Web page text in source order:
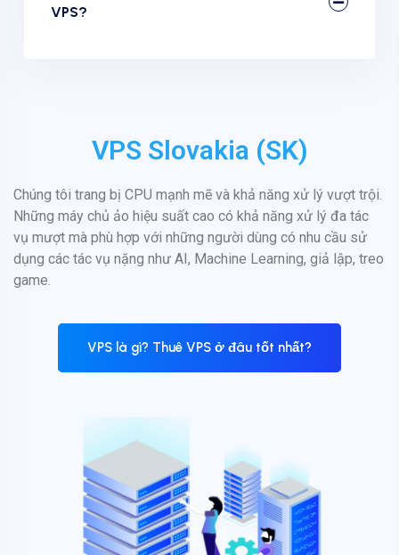
VPS?
VPS Slovakia (SK)
Chúng tôi trang bị CPU mạnh mẽ và khả năng xử lý vượt trội.
Những máy chủ ảo hiệu suất cao có khả năng xử lý đa tác
vụ mượt mà phù hợp với những người dùng có nhu cầu sử
dụng các tác vụ nặng như AI, Machine Learning, giả lập, treo
game.
VPS là gì? Thuê VPS ở đâu tốt nhất?